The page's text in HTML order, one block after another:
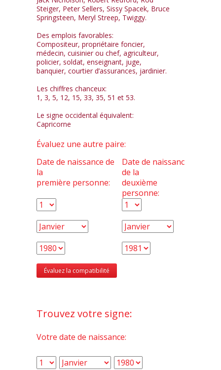
Steiger, Peter Sellers, Sissy Spacek, Bruce
Springsteen, Meryl Streep, Twiggy.
Des emplois favorables:
Compositeur, propriétaire foncier,
médecin, cuisinier ou chef, agriculteur,
policier, soldat, enseignant, juge,
banquier, courtier d’assurances, jardinier.
Les chiffres chanceux:
1, 3, 5, 12, 15, 33, 35, 51 et 53.
Le signe occidental équivalent:
Capricorne
Évaluez une autre paire:
Date de naissance de
la
première personne:
Date de naissance
de la
deuxième
personne:
Trouvez votre signe:
Votre date de naissance: